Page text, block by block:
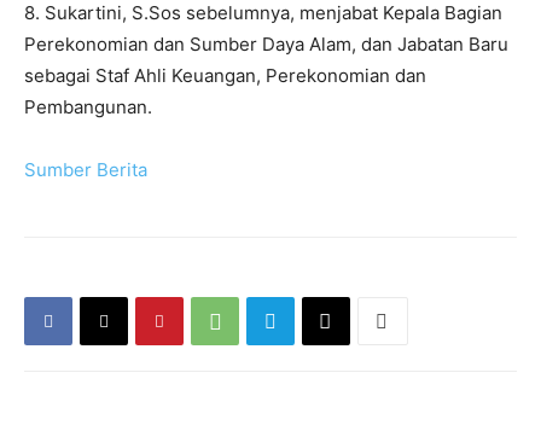
8. Sukartini, S.Sos sebelumnya, menjabat Kepala Bagian
Perekonomian dan Sumber Daya Alam, dan Jabatan Baru
sebagai Staf Ahli Keuangan, Perekonomian dan
Pembangunan.
Sumber Berita